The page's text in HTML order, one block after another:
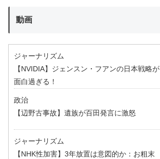
動画
ジャーナリズム
【NVIDIA】ジェンスン・フアンの日本戦略が
面白過ぎる！
政治
【辺野古事故】遺族が百田発言に激怒
ジャーナリズム
【NHK性加害】3年放置は意図的か：お粗末